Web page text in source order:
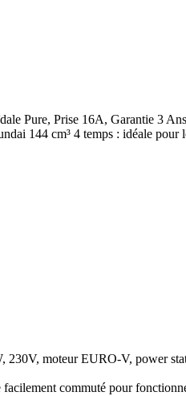
Pure, Prise 16A, Garantie 3
144 cm³ 4 temps : idéale pour
moteur EURO-V, power
commuté pour